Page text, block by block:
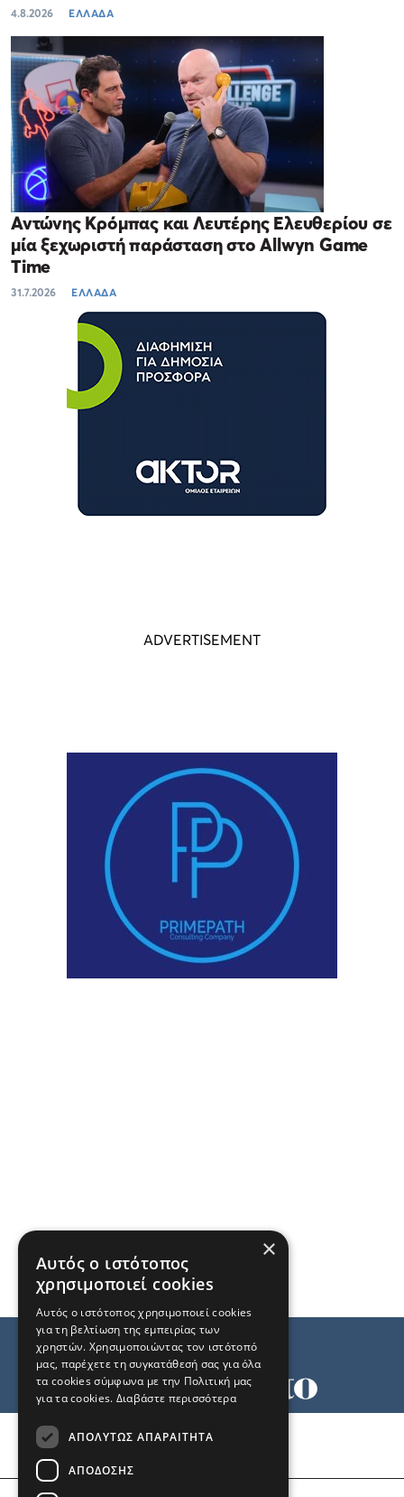
4.8.2026 ΕΛΛΑΔΑ
Αντώνης Κρόμπας και Λευτέρης Ελευθερίου σε
μία ξεχωριστή παράσταση στο Allwyn Game
Time
31.7.2026 ΕΛΛΑΔΑ
×
Αυτός ο ιστότοπος
χρησιμοποιεί cookies
Αυτός ο ιστότοπος χρησιμοποιεί cookies
για τη βελτίωση της εμπειρίας των
χρηστών. Χρησιμοποιώντας τον ιστότοπό
μας, παρέχετε τη συγκατάθεσή σας για όλα
τα cookies σύμφωνα με την Πολιτική μας
για τα cookies. Διαβάστε περισσότερα
ΑΠΟΛΎΤΩΣ ΑΠΑΡΑΊΤΗΤΑ
ΑΠΌΔΟΣΗΣ